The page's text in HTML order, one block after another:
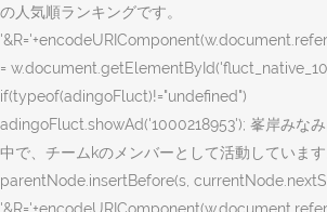
の人気順ランキングです。
=
if(typeof(adingoFluct)!="undefined")
adingoFluct.showAd('1000218953'); 峯岸みな
中で、チームkのメンバーとして活動しています
parentNode.insertBefore(s,